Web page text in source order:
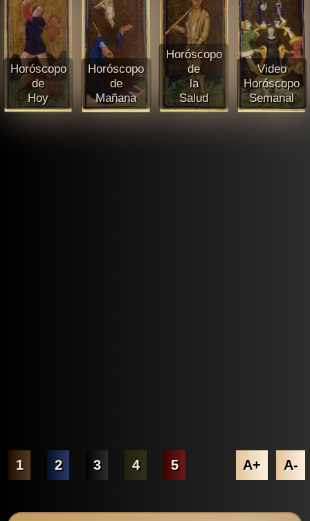
Horóscopo
de
Hoy
Horóscopo
de
Mañana
Horóscopo
de
la
Salud
Video
Horóscopo
Semanal
1 2 3 4 5 A+ A-